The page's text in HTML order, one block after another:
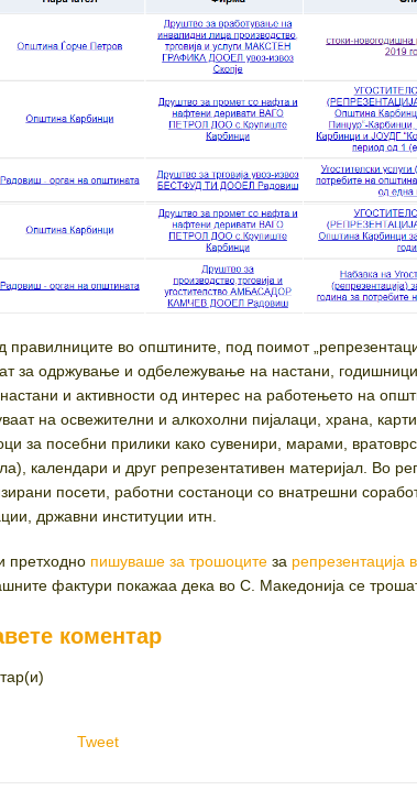
правилниците во општините, под поимот
за одржување и одбележување на настани,
и активности од интерес на работењето на
на освежителни и алкохолни пијалаци, храна,
за посебни прилики како сувенири, марами,
календари и друг репрезентативен материјал. Во
посети, работни состаноци со внатрешни
државни институции итн.
претходно пишуваше за трошоците за репрезентација
фактури покажаа дека во С. Македонија се
коментар
Tweet